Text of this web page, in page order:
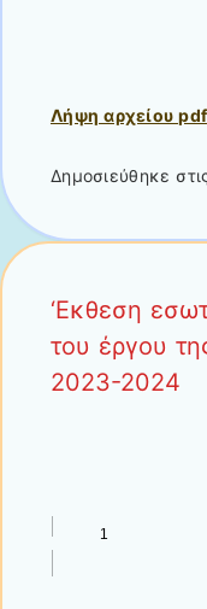
Λήψη αρχείου pdf
Δημοσιεύθηκε
‘Εκθεση
του έργου
2023-2024